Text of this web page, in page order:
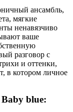
ансамбль,
мягкие
ненавязчиво
ваше
разговор с
и оттенки,
в котором личное
Baby blue: